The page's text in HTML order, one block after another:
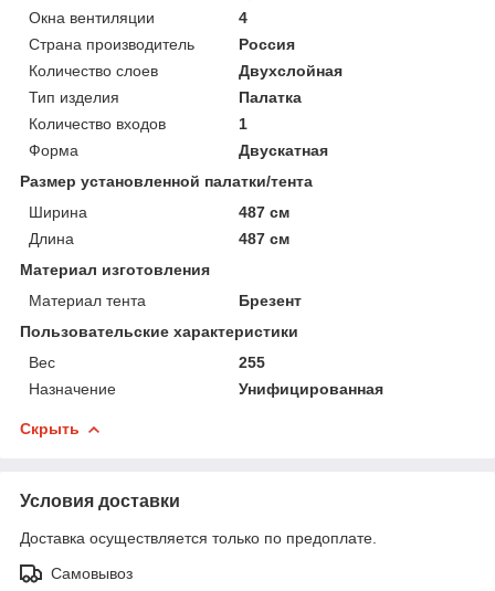
Окна вентиляции
4
Страна производитель
Россия
Количество слоев
Двухслойная
Тип изделия
Палатка
Количество входов
1
Форма
Двускатная
Размер установленной палатки/тента
Ширина
487 см
Длина
487 см
Материал изготовления
Материал тента
Брезент
Пользовательские характеристики
Вес
255
Назначение
Унифицированная
Скрыть
Условия доставки
Доставка осуществляется только по предоплате.
Самовывоз